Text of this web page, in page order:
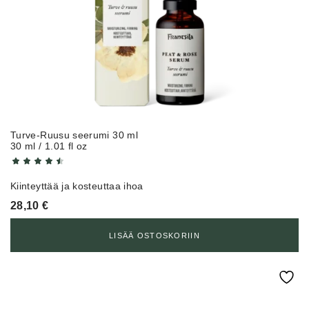
Turve-Ruusu seerumi 30 ml
30 ml / 1.01 fl oz
Kiinteyttää ja kosteuttaa ihoa
28,10€
LISÄÄ OSTOSKORIIN